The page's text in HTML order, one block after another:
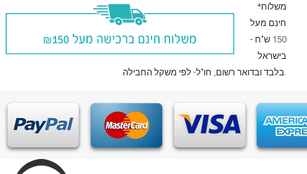
*משלוח
חינם מעל
150 ש"ח -
בישראל
בלבדובדואר רשום , חו"ל- לפי משקל החבילה.